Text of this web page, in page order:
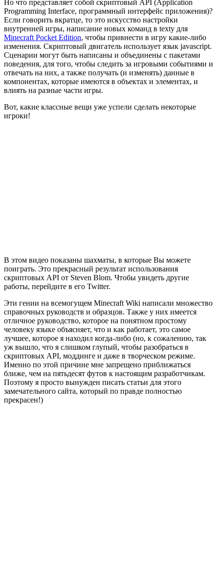
Но что представляет собой скриптовый API (Application
Programming Interface, программный интерфейс приложения)?
Если говорить вкратце, то это искусство настройки
внутренней игры, написание новых команд в texty для
Minecraft Pocket Edition, чтобы привнести в игру какие-либо
изменения. Скриптовый двигатель использует язык jаvascript.
Сценарии могут быть написаны и объединены с пакетами
поведения, для того, чтобы следить за игровыми событиями и
отвечать на них, а также получать (и изменять) данные в
компонентах, которые имеются в объектах и элементах, и
влиять на разные части игры.
Вот, какие классные вещи уже успели сделать некоторые
игроки!
В этом видео показаны шахматы, в которые Вы можете
поиграть. Это прекрасный результат использования
скриптовых API от Steven Blom. Чтобы увидеть другие
работы, перейдите в его Twitter.
Эти гении на всемогущем Minecraft Wiki написали множество
справочных руководств и образцов. Также у них имеется
отличное руководство, которое на понятном простому
человеку языке объясняет, что и как работает, это самое
лучшее, которое я находил когда-либо (но, к сожалению, так
уж вышло, что я слишком глупый, чтобы разобраться в
скриптовых API, моддинге и даже в творческом режиме.
Именно по этой причине мне запрещено приближаться
ближе, чем на пятьдесят футов к настоящим разработчикам.
Поэтому я просто вынужден писать статьи для этого
замечательного сайта, который по правде полностью
прекрасен!)